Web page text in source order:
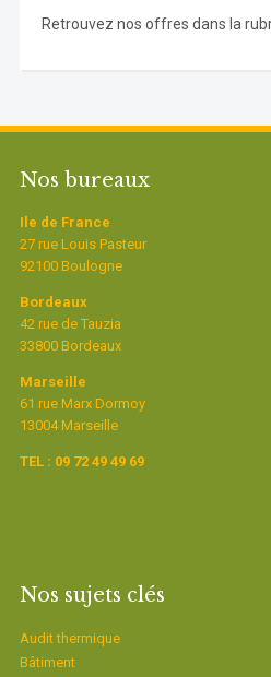
Retrouvez nos offres dans la
Nos bureaux
Ile de France
27 rue Louis Pasteur
92100 Boulogne
Bordeaux
42 rue de Tauzia
33800 Bordeaux
Marseille
61 rue Marx Dormoy
13004 Marseille
TEL : 09 72 49 49 69
Nos sujets clés
Audit thermique
Bâtiment